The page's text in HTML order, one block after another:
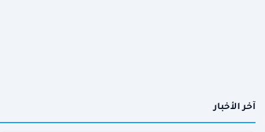
آخر الأخبار